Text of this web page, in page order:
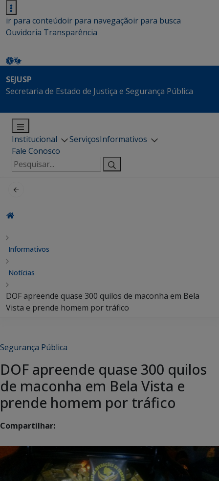
ir para conteúdoir para navegaçãoir para busca
Ouvidoria Transparência
SEJUSP
Secretaria de Estado de Justiça e Segurança Pública
Institucional ServiçosInformativos
Fale Conosco
Pesquisar
por:
Informativos
Notícias
DOF apreende quase 300 quilos de maconha em Bela
Vista e prende homem por tráfico
Segurança Pública
DOF apreende quase 300 quilos
de maconha em Bela Vista e
prende homem por tráfico
Compartilhar: